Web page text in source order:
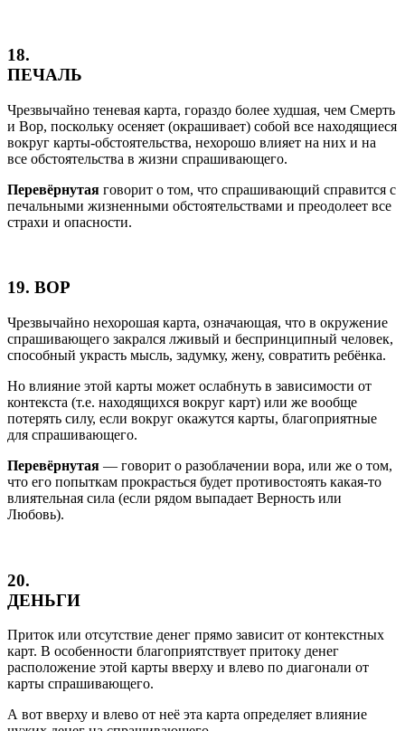
18.
ПЕЧАЛЬ
Чрезвычайно теневая карта, гораздо более худшая, чем Смерть
и Вор, поскольку осеняет (окрашивает) собой все находящиеся
вокруг карты-обстоятельства, нехорошо влияет на них и на
все обстоятельства в жизни спрашивающего.
Перевёрнутая говорит о том, что спрашивающий справится с
печальными жизненными обстоятельствами и преодолеет все
страхи и опасности.
19. ВОР
Чрезвычайно нехорошая карта, означающая, что в окружение
спрашивающего закрался лживый и беспринципный человек,
способный украсть мысль, задумку, жену, совратить ребёнка.
Но влияние этой карты может ослабнуть в зависимости от
контекста (т.е. находящихся вокруг карт) или же вообще
потерять силу, если вокруг окажутся карты, благоприятные
для спрашивающего.
Перевёрнутая — говорит о разоблачении вора, или же о том,
что его попыткам прокрасться будет противостоять какая-то
влиятельная сила (если рядом выпадает Верность или
Любовь).
20.
ДЕНЬГИ
Приток или отсутствие денег прямо зависит от контекстных
карт. В особенности благоприятствует притоку денег
расположение этой карты вверху и влево по диагонали от
карты спрашивающего.
А вот вверху и влево от неё эта карта определяет влияние